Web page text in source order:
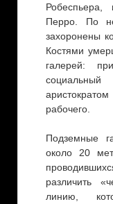
Робеспьера,
Перро. По
захоронены
Костями
галерей:
рабочего.
Подземные
около 20
различить
линию,